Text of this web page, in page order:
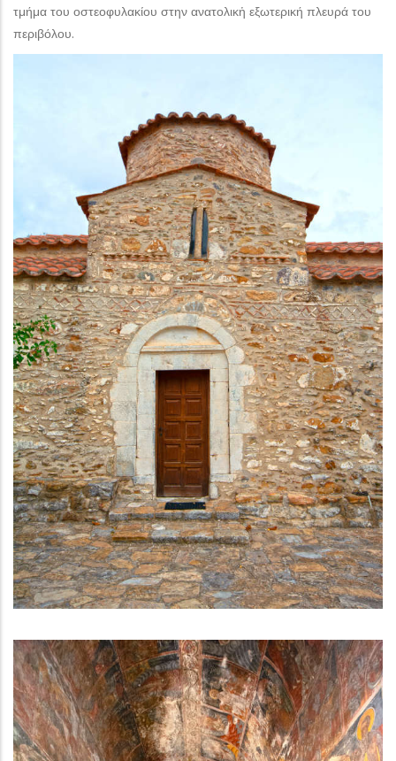
τμήμα του οστεοφυλακίου στην ανατολικἡ εξωτερική πλευρά του
περιβόλου.